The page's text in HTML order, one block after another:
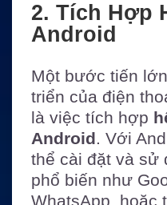
2. Tích Hợp
Android
Một bước tiến
triển của điện
là việc tích hợp
Android. Với
thể cài đặt và sử
phổ biến như
WhatsApp, hoặc